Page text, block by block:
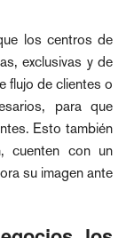
los centros de
exclusivas y de
flujo de clientes o
para que
Esto también
cuenten con un
su imagen ante